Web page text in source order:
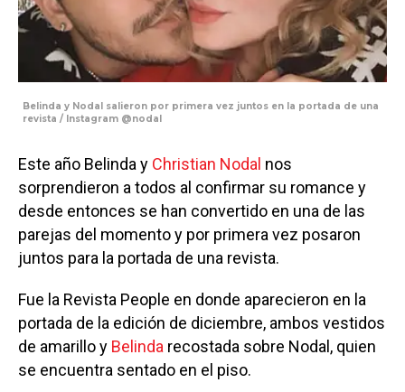
Belinda y Nodal salieron por primera vez juntos en la portada de una
revista / Instagram @nodal
Este año Belinda y Christian Nodal nos
sorprendieron a todos al confirmar su romance y
desde entonces se han convertido en una de las
parejas del momento y por primera vez posaron
juntos para la portada de una revista.
Fue la Revista People en donde aparecieron en la
portada de la edición de diciembre, ambos vestidos
de amarillo y Belinda recostada sobre Nodal, quien
se encuentra sentado en el piso.